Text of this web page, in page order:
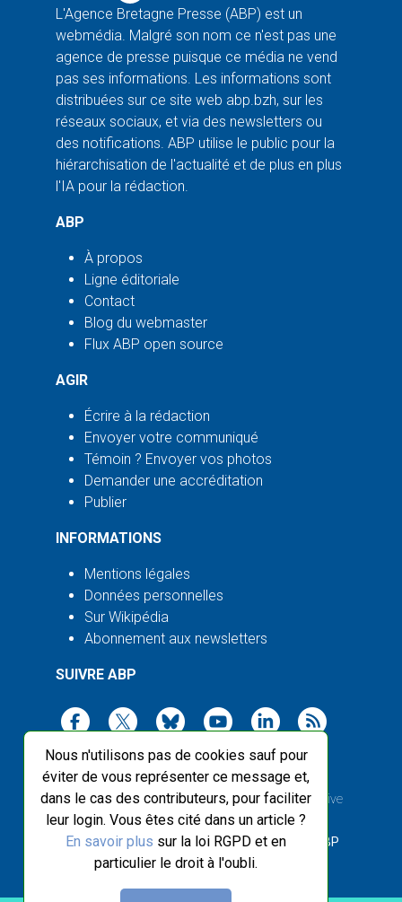
Nous n'utilisons pas de cookies sauf pour
éviter de vous représenter ce message et,
dans le cas des contributeurs, pour faciliter
leur login. Vous êtes cité dans un article ?
En savoir plus sur la loi RGPD et en
particulier le droit à l'oubli.
L'Agence Bretagne Presse (ABP) est un
webmédia. Malgré son nom ce n'est pas une
agence de presse puisque ce média ne vend
pas ses informations. Les informations sont
distribuées sur ce site web abp.bzh, sur les
réseaux sociaux, et via des newsletters ou
des notifications. ABP utilise le public pour la
hiérarchisation de l'actualité et de plus en plus
l'IA pour la rédaction.
ABP
À propos
Ligne éditoriale
Contact
Blog du webmaster
Flux ABP open source
AGIR
Écrire à la rédaction
Envoyer votre communiqué
Témoin ? Envoyer vos photos
Demander une accréditation
Publier
INFORMATIONS
Mentions légales
Données personnelles
Sur Wikipédia
Abonnement aux newsletters
SUIVRE ABP
2003-2026 ©Agence Bretagne Presse, sauf Creative
Commons
Front-end design :Breizhek Studio , Back-end : ABP